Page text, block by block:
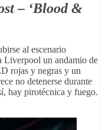
– ‘Blood &
al escenario
Liverpool un andamio de
rojas y negras y un
no detenerse durante
hay pirotécnica y fuego.